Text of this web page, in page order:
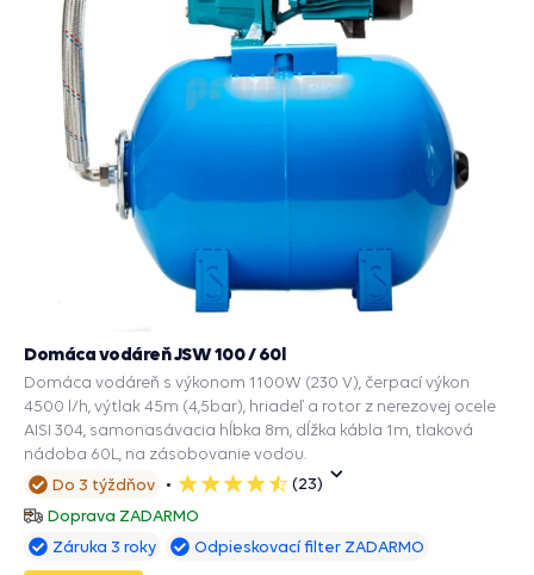
Do 3 týždňov
5
hviezdičiek
(23)
Doprava ZADARMO
Domáca vodáreň JSW 100 / 60l
Domáca vodáreň s výkonom 1100W (230 V), čerpací výkon
4500 l/h, výtlak 45m (4,5bar), hriadeľ a rotor z nerezovej ocele
AISI 304, samonasávacia hĺbka 8m, dĺžka kábla 1m, tlaková
nádoba 60L, na zásobovanie vodou.
Záruka 3 roky Odpieskovací filter ZADARMO